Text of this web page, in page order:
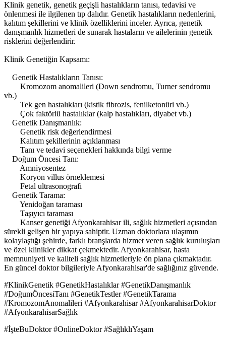
Klinik genetik, genetik geçişli hastalıkların tanısı, tedavisi ve
önlenmesi ile ilgilenen tıp dalıdır. Genetik hastalıkların nedenlerini,
kalıtım şekillerini ve klinik özelliklerini inceler. Ayrıca, genetik
danışmanlık hizmetleri de sunarak hastaların ve ailelerinin genetik
risklerini değerlendirir.
Klinik Genetiğin Kapsamı:
Genetik Hastalıkların Tanısı:
Kromozom anomalileri (Down sendromu, Turner sendromu
vb.)
Tek gen hastalıkları (kistik fibrozis, fenilketonüri vb.)
Çok faktörlü hastalıklar (kalp hastalıkları, diyabet vb.)
Genetik Danışmanlık:
Genetik risk değerlendirmesi
Kalıtım şekillerinin açıklanması
Tanı ve tedavi seçenekleri hakkında bilgi verme
Doğum Öncesi Tanı:
Amniyosentez
Koryon villus örneklemesi
Fetal ultrasonografi
Genetik Tarama:
Yenidoğan taraması
Taşıyıcı taraması
Kanser genetiği Afyonkarahisar ili, sağlık hizmetleri açısından
sürekli gelişen bir yapıya sahiptir. Uzman doktorlara ulaşımın
kolaylaştığı şehirde, farklı branşlarda hizmet veren sağlık kuruluşları
ve özel klinikler dikkat çekmektedir. Afyonkarahisar, hasta
memnuniyeti ve kaliteli sağlık hizmetleriyle ön plana çıkmaktadır.
En güncel doktor bilgileriyle Afyonkarahisar'de sağlığınız güvende.
#KlinikGenetik #GenetikHastalıklar #GenetikDanışmanlık
#DoğumÖncesiTanı #GenetikTestler #GenetikTarama
#KromozomAnomalileri #Afyonkarahisar #AfyonkarahisarDoktor
#AfyonkarahisarSağlık
#İşteBuDoktor #OnlineDoktor #SağlıklıYaşam